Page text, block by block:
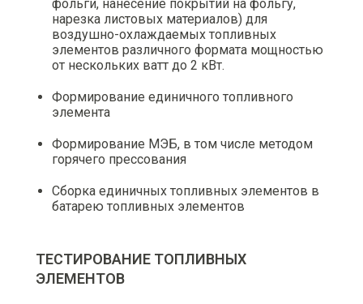
фольги, нанесение покрытий на фольгу,
нарезка листовых материалов) для
воздушно-охлаждаемых топливных
элементов различного формата мощностью
от нескольких ватт до 2 кВт.
Формирование единичного топливного
элемента
Формирование МЭБ, в том числе методом
горячего прессования
Сборка единичных топливных элементов в
батарею топливных элементов
ТЕСТИРОВАНИЕ ТОПЛИВНЫХ
ЭЛЕМЕНТОВ